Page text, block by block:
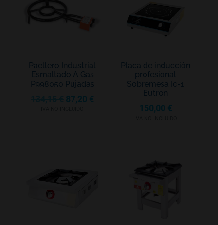
Paellero Industrial
Esmaltado A Gas
P998050 Pujadas
87,20 €
Placa de inducción
profesional
Sobremesa Ic-1
Eutron
150,00 €